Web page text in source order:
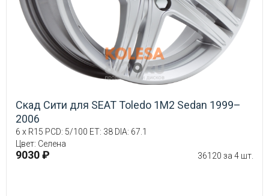
Скад Сити для SEAT Toledo 1M2 Sedan 1999–
2006
6 x R15 PCD: 5/100 ET: 38 DIA: 67.1
Цвет: Селена
9030 ₽ 36120 за 4 шт.